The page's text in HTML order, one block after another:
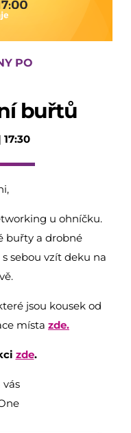
PO
buřtů
17:30
u ohníčku.
buřty a drobné
sebou vzít deku na
jsou kousek od
místa zde.
zde.
vás